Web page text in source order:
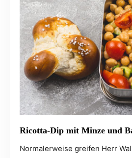
Ricotta-Dip mit Minze und
Normalerweise greifen Herr